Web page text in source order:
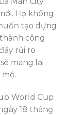
Họ không
tạo dựng
công
rủi ro
mang lại
World Cup
18 tháng